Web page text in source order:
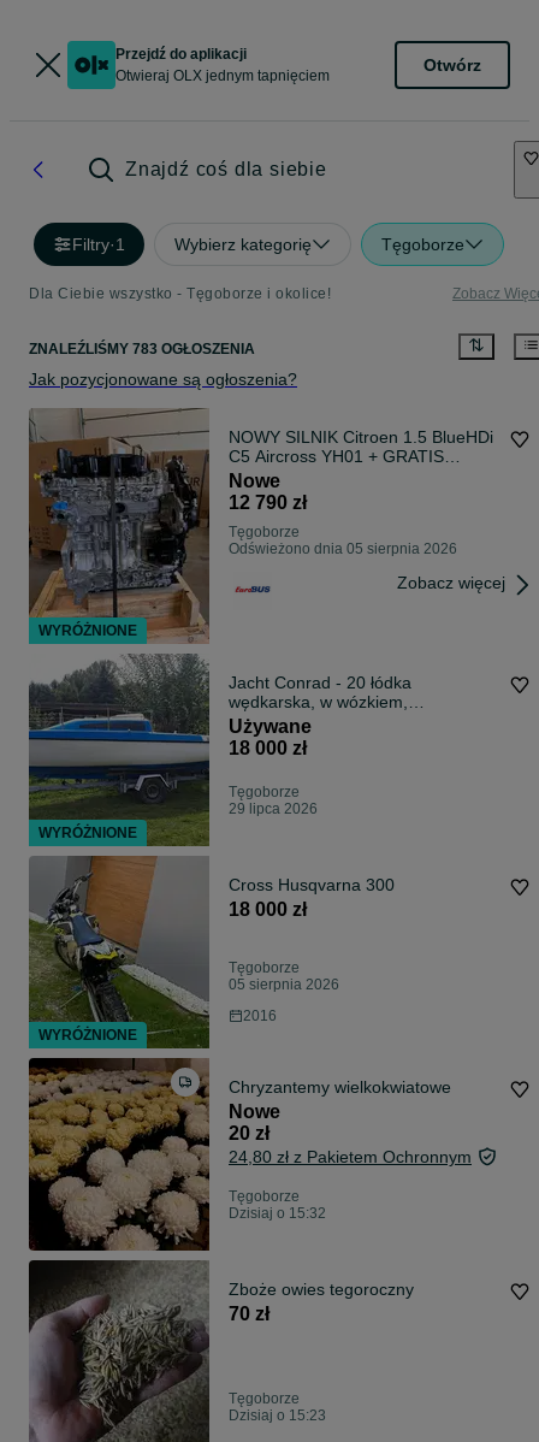
Przejdź do aplikacji
Otwieraj OLX jednym tapnięciem
Otwórz
Znajdź coś dla siebie
Filtry·1 Wybierz kategorię Tęgoborze
Dla Ciebie wszystko - Tęgoborze i okolice! Zobacz
ZNALEŹLIŚMY 783 OGŁOSZENIA
Jak pozycjonowane są ogłoszenia?
NOWY SILNIK Citroen 1.5 BlueHDi
C5 Aircross YH01 + GRATIS
WYSYŁKA
Nowe
12 790 zł
Tęgoborze
Odświeżono dnia 05 sierpnia 2026
Zobacz więcej
Jacht Conrad - 20 łódka
wędkarska, w wózkiem,
wędkowanie, pełne bimini
Używane
18 000 zł
Tęgoborze
29 lipca 2026
Cross Husqvarna 300
18 000 zł
Tęgoborze
05 sierpnia 2026
2016
Chryzantemy wielkokwiatowe
Nowe
20 zł
24,80 zł z Pakietem Ochronnym
Tęgoborze
Dzisiaj o 15:32
Zboże owies tegoroczny
70 zł
Tęgoborze
Dzisiaj o 15:23
WYRÓŻNIONE
WYRÓŻNIONE
WYRÓŻNIONE